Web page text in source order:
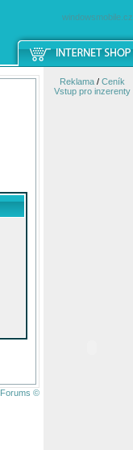
windowsmobile.cz
Forums ©
Reklama/ Ceník
Vstup pro inzerenty